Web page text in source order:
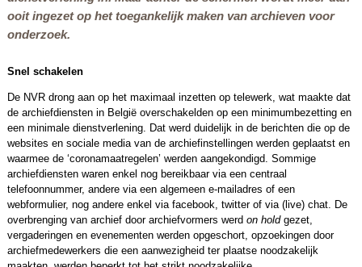
ooit ingezet op het toegankelijk maken van archieven voor
onderzoek.
Snel schakelen
De NVR drong aan op het maximaal inzetten op telewerk, wat maakte dat
de archiefdiensten in België overschakelden op een minimumbezetting en
een minimale dienstverlening. Dat werd duidelijk in de berichten die op de
websites en sociale media van de archiefinstellingen werden geplaatst en
waarmee de ‘coronamaatregelen’ werden aangekondigd. Sommige
archiefdiensten waren enkel nog bereikbaar via een centraal
telefoonnummer, andere via een algemeen e-mailadres of een
webformulier, nog andere enkel via facebook, twitter of via (live) chat. De
overbrenging van archief door archiefvormers werd on holdgezet,
vergaderingen en evenementen werden opgeschort, opzoekingen door
archiefmedewerkers die een aanwezigheid ter plaatse noodzakelijk